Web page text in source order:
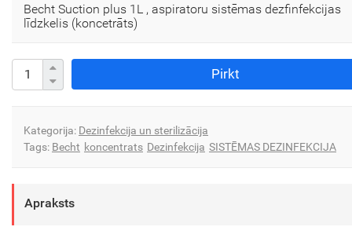
Becht Suction plus 1L , aspiratoru sistēmas dezfinfekcijas
līdzkelis (koncetrāts)
Pirkt
Kategorija: Dezinfekcija un sterilizācija
Tags: Becht koncentrats Dezinfekcija SISTĒMAS DEZINFEKCIJA
Apraksts